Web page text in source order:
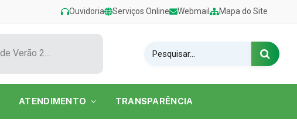
Ouvidoria Serviços Online Webmail Mapa do Site
Show de Tarcísio do Acordeon encerra o Festival de Verão 2026 na Praia do Caripi
ATENDIMENTO TRANSPARÊNCIA